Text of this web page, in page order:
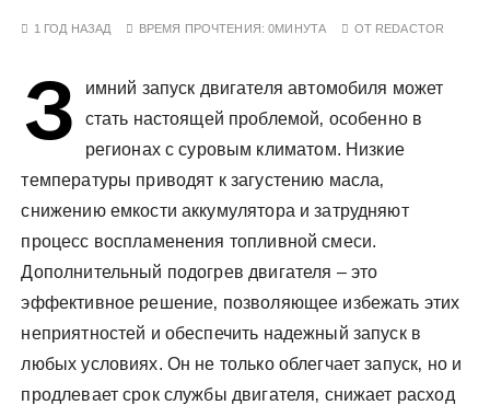
1 ГОД НАЗАД ВРЕМЯ ПРОЧТЕНИЯ:0МИНУТА ОТ REDACTOR
З
имний запуск двигателя автомобиля может
стать настоящей проблемой‚ особенно в
регионах с суровым климатом. Низкие
температуры приводят к загустению масла‚
снижению емкости аккумулятора и затрудняют
процесс воспламенения топливной смеси.
Дополнительный подогрев двигателя – это
эффективное решение‚ позволяющее избежать этих
неприятностей и обеспечить надежный запуск в
любых условиях. Он не только облегчает запуск‚ но и
продлевает срок службы двигателя‚ снижает расход